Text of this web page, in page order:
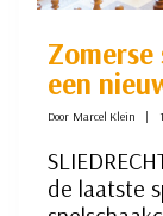
een
Door Marcel Klein
de laatste